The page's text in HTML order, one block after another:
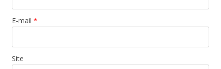
E-mail *
Site